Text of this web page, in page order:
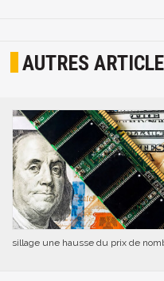
AUTRES
sillage une hausse du prix de